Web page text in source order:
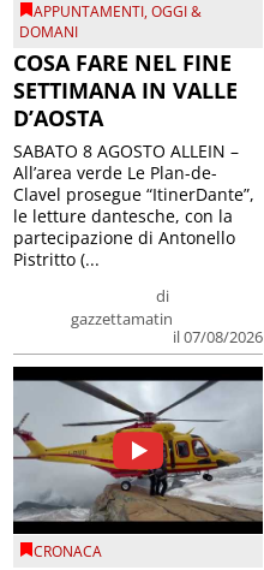
APPUNTAMENTI,OGGI &
DOMANI
COSA FARE NEL FINE
SETTIMANA IN VALLE
D’AOSTA
di
gazzettamatin
il 07/08/2026
SABATO 8 AGOSTO ALLEIN –
All’area verde Le Plan-de-
Clavel prosegue “ItinerDante”,
le letture dantesche, con la
partecipazione di Antonello
Pistritto (...
CRONACA